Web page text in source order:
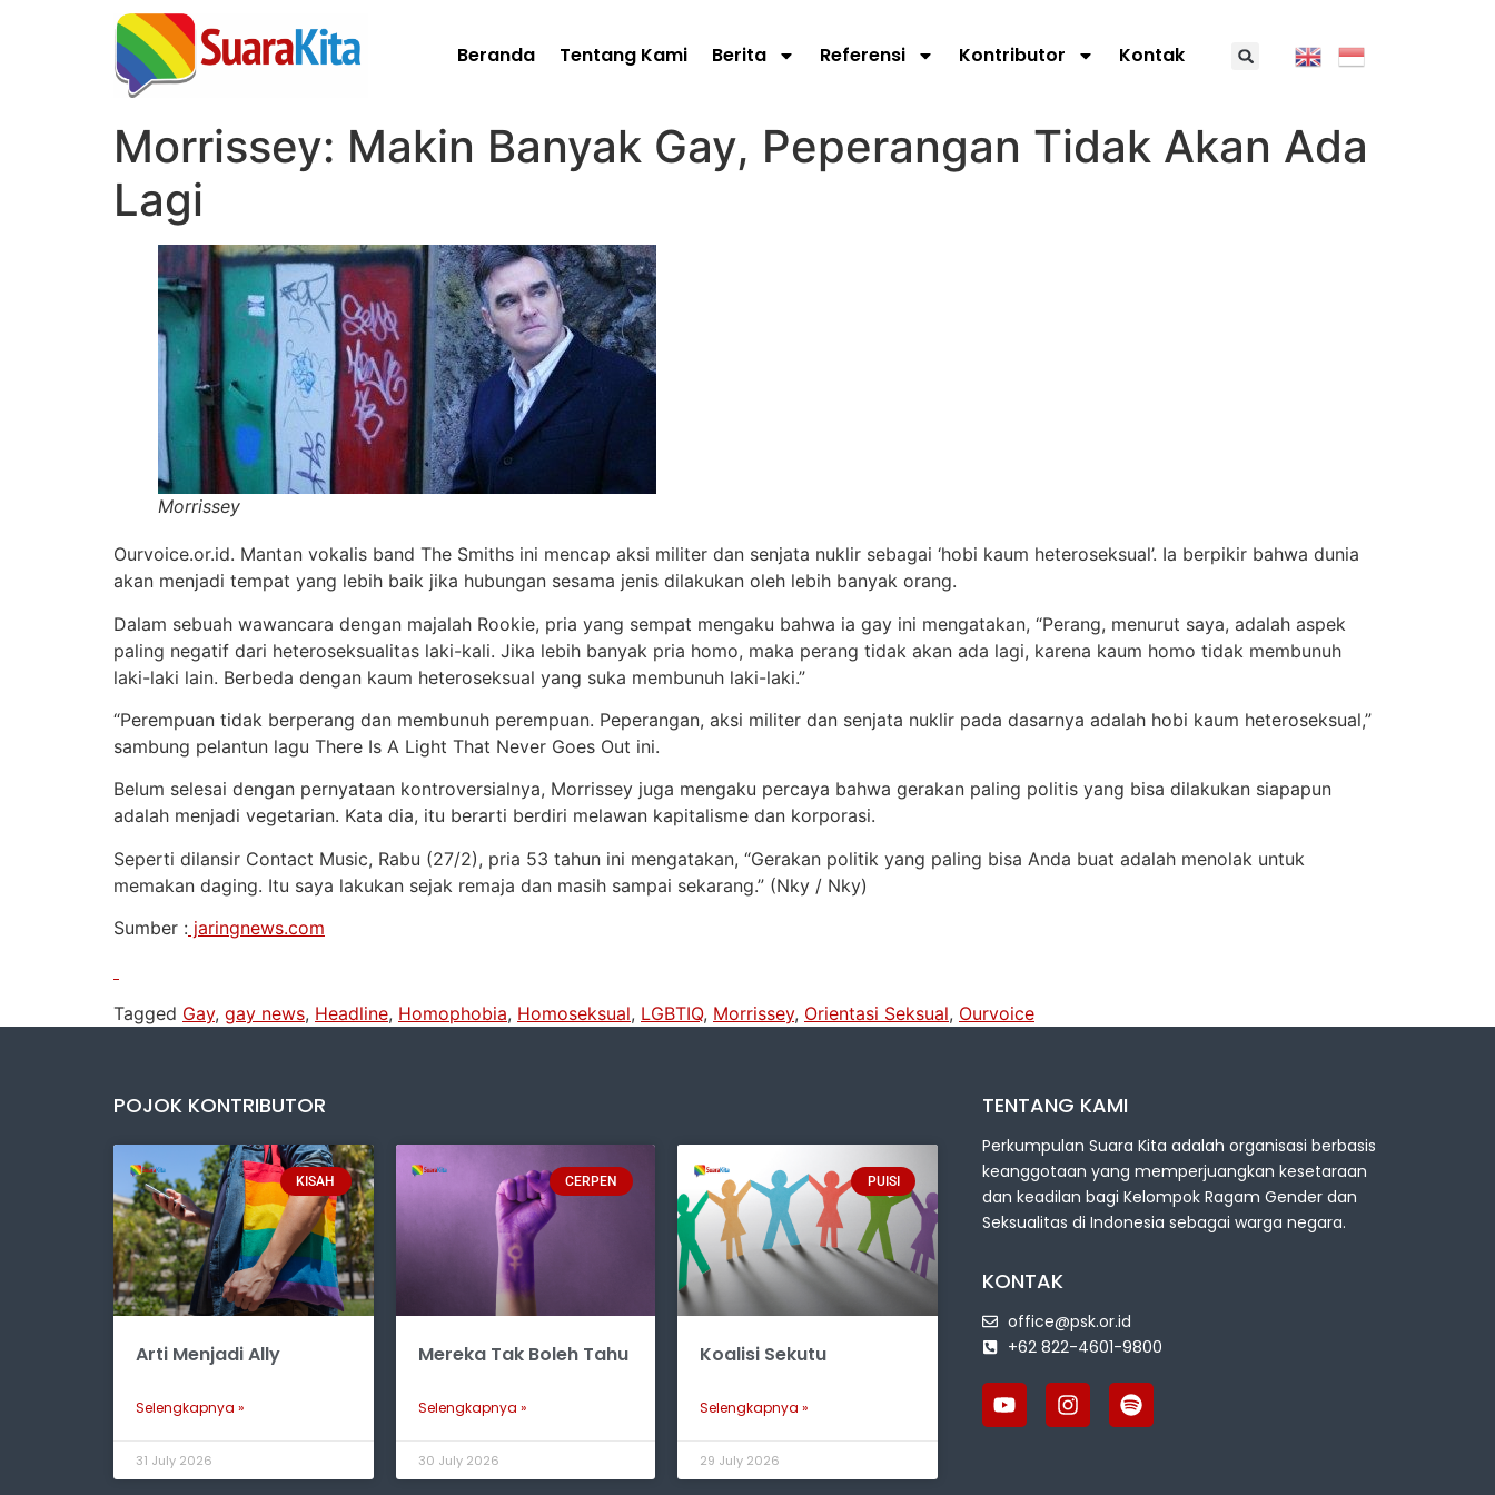
Beranda Tentang Kami Berita Referensi Kontributor Kontak
Morrissey: Makin Banyak Gay, Peperangan Tidak Akan Ada
Lagi
Morrissey
Ourvoice.or.id. Mantan vokalis band The Smiths ini mencap aksi militer dan senjata nuklir sebagai ‘hobi kaum heteroseksual’. Ia berpikir bahwa dunia
akan menjadi tempat yang lebih baik jika hubungan sesama jenis dilakukan oleh lebih banyak orang.
Dalam sebuah wawancara dengan majalah Rookie, pria yang sempat mengaku bahwa ia gay ini mengatakan, “Perang, menurut saya, adalah aspek
paling negatif dari heteroseksualitas laki-kali. Jika lebih banyak pria homo, maka perang tidak akan ada lagi, karena kaum homo tidak membunuh
laki-laki lain. Berbeda dengan kaum heteroseksual yang suka membunuh laki-laki.”
“Perempuan tidak berperang dan membunuh perempuan. Peperangan, aksi militer dan senjata nuklir pada dasarnya adalah hobi kaum heteroseksual,”
sambung pelantun lagu There Is A Light That Never Goes Out ini.
Belum selesai dengan pernyataan kontroversialnya, Morrissey juga mengaku percaya bahwa gerakan paling politis yang bisa dilakukan siapapun
adalah menjadi vegetarian. Kata dia, itu berarti berdiri melawan kapitalisme dan korporasi.
Seperti dilansir Contact Music, Rabu (27/2), pria 53 tahun ini mengatakan, “Gerakan politik yang paling bisa Anda buat adalah menolak untuk
memakan daging. Itu saya lakukan sejak remaja dan masih sampai sekarang.” (Nky / Nky)
Sumber : jaringnews.com
Tagged Gay, gay news, Headline, Homophobia, Homoseksual, LGBTIQ, Morrissey, Orientasi Seksual, Ourvoice
POJOK KONTRIBUTOR
KISAH
Arti Menjadi Ally
Selengkapnya »
31 July 2026
CERPEN
Mereka Tak Boleh Tahu
Selengkapnya »
30 July 2026
PUISI
Koalisi Sekutu
Selengkapnya »
29 July 2026
TENTANG KAMI
Perkumpulan Suara Kita adalah organisasi berbasis
keanggotaan yang memperjuangkan kesetaraan
dan keadilan bagi Kelompok Ragam Gender dan
Seksualitas di Indonesia sebagai warga negara.
KONTAK
office@psk.or.id
+62 822-4601-9800